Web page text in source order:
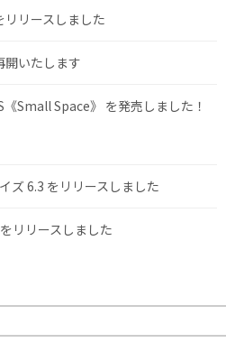
リースしました
開いたします
《Small Space》 を発売しました！
ズ 6.3 をリリースしました
リリースしました